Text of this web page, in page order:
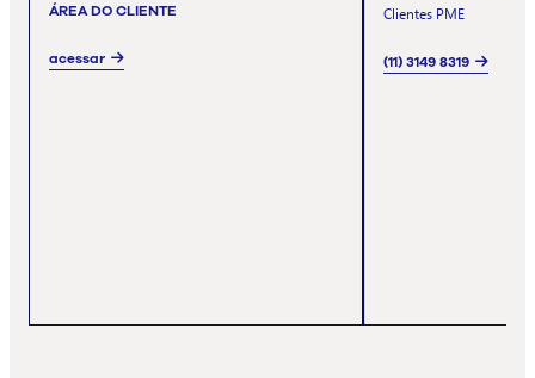
ÁREA DO CLIENTE
acessar
Clientes PME
(11) 3149 8319